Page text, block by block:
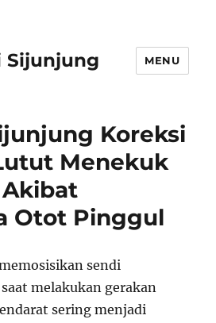
Sijunjung MENU
Koreksi
Menekuk
Otot Pinggul
sendi
melakukan gerakan
sering menjadi